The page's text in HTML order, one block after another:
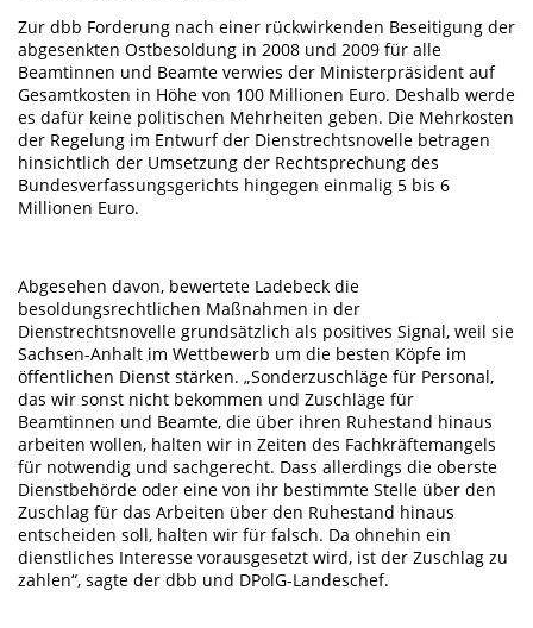
Zur dbb Forderung nach einer rückwirkenden Beseitigung der
abgesenkten Ostbesoldung in 2008 und 2009 für alle
Beamtinnen und Beamte verwies der Ministerpräsident auf
Gesamtkosten in Höhe von 100 Millionen Euro. Deshalb werde
es dafür keine politischen Mehrheiten geben. Die Mehrkosten
der Regelung im Entwurf der Dienstrechtsnovelle betragen
hinsichtlich der Umsetzung der Rechtsprechung des
Bundesverfassungsgerichts hingegen einmalig 5 bis 6
Millionen Euro.
Abgesehen davon, bewertete Ladebeck die
besoldungsrechtlichen Maßnahmen in der
Dienstrechtsnovelle grundsätzlich als positives Signal, weil sie
Sachsen-Anhalt im Wettbewerb um die besten Köpfe im
öffentlichen Dienst stärken. „Sonderzuschläge für Personal,
das wir sonst nicht bekommen und Zuschläge für
Beamtinnen und Beamte, die über ihren Ruhestand hinaus
arbeiten wollen, halten wir in Zeiten des Fachkräftemangels
für notwendig und sachgerecht. Dass allerdings die oberste
Dienstbehörde oder eine von ihr bestimmte Stelle über den
Zuschlag für das Arbeiten über den Ruhestand hinaus
entscheiden soll, halten wir für falsch. Da ohnehin ein
dienstliches Interesse vorausgesetzt wird, ist der Zuschlag zu
zahlen“, sagte der dbb und DPolG-Landeschef.